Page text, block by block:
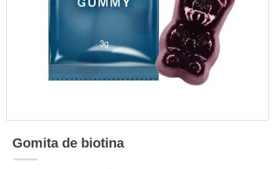
Gomita de biotina